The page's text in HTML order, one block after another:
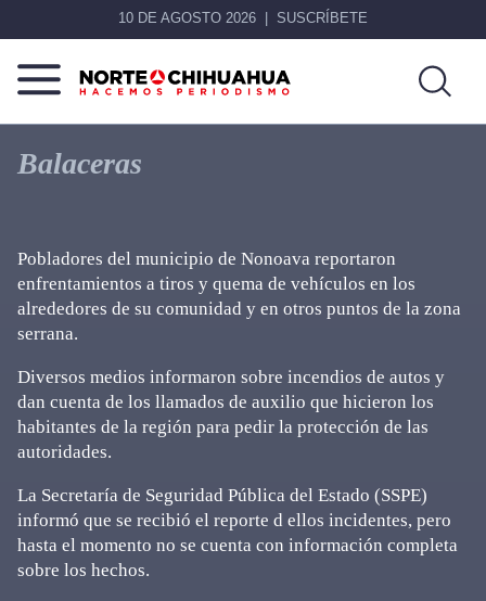
10 DE AGOSTO 2026 SUSCRÍBETE
Norte
Chihuahua
Más
que
noticias,
Balaceras
Pobladores del municipio de Nonoava reportaron
enfrentamientos a tiros y quema de vehículos en los
alrededores de su comunidad y en otros puntos de la zona
serrana.
Diversos medios informaron sobre incendios de autos y
dan cuenta de los llamados de auxilio que hicieron los
habitantes de la región para pedir la protección de las
autoridades.
La Secretaría de Seguridad Pública del Estado (SSPE)
informó que se recibió el reporte d ellos incidentes, pero
hasta el momento no se cuenta con información completa
sobre los hechos.